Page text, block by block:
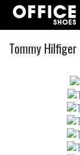
Tommy Hilfiger